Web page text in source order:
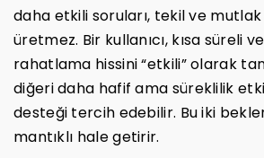
daha etkili soruları, tekil ve
üretmez. Bir kullanıcı, kısa süreli
rahatlama hissini “etkili” olarak
diğeri daha hafif ama süreklilik
desteği tercih edebilir. Bu iki
mantıklı hale getirir.